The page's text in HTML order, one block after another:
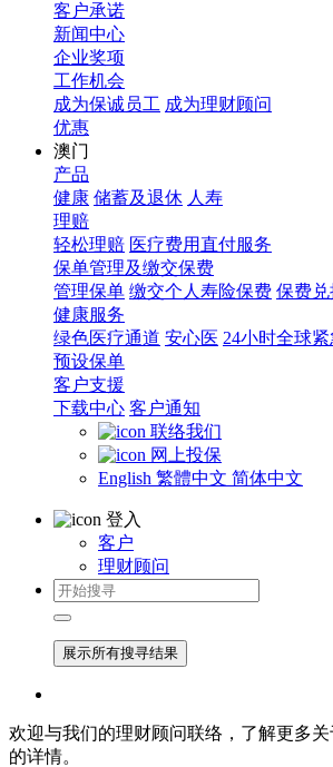
客户承诺
新闻中心
企业奖项
工作机会
成为保诚员工 成为理财顾问
优惠
澳门
产品
健康 储蓄及退休 人寿
理赔
轻松理赔 医疗费用直付服务
保单管理及缴交保费
管理保单 缴交个人寿险保费 保费
健康服务
绿色医疗通道 安心医 24小时全球
预设保单
客户支援
下载中心 客户通知
联络我们
网上投保
English 繁體中文 简体中文
登入
客户
理财顾问
展示所有搜寻结果
欢迎与我们的理财顾问联络，了解更多关
的详情。